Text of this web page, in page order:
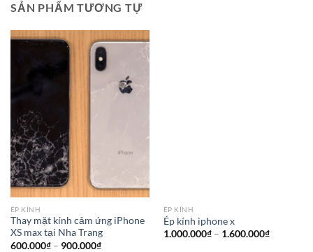
SẢN PHẨM TƯƠNG TỰ
ÉP KÍNH
Thay mặt kính cảm ứng iPhone
XS max tại Nha Trang
600.000₫ – 900.000₫Khoảng
ÉP KÍNH
Ép kính iphone x
1.000.000₫ – 1.600.000₫Khoảng